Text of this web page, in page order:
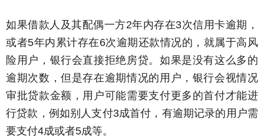
如果借款人及其配偶一方2年内存在3次信用卡逾期，
或者5年内累计存在6次逾期还款情况的，就属于高风
险用户，银行会直接拒绝房贷。如果是没有这么多的
逾期次数，但是存在逾期情况的用户，银行会视情况
审批贷款金额，用户可能需要支付更多的首付才能进
行贷款，例如别人支付3成首付，有逾期记录的用户需
要支付4成或者5成等。